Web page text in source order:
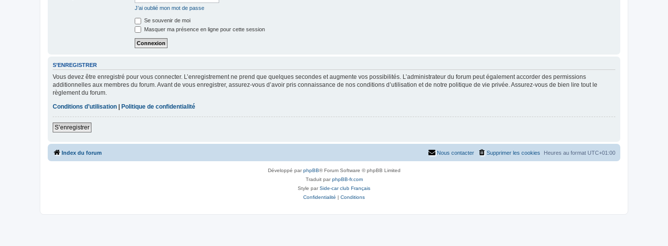
J’ai oublié mon mot de passe
Se souvenir de moi
Masquer ma présence en ligne pour cette session
S’ENREGISTRER
Vous devez être enregistré pour vous connecter. L’enregistrement ne prend que quelques secondes et augmente vos possibilités. L’administrateur du forum peut également accorder des permissions
additionnelles aux membres du forum. Avant de vous enregistrer, assurez-vous d’avoir pris connaissance de nos conditions d’utilisation et de notre politique de vie privée. Assurez-vous de bien lire tout le
règlement du forum.
Conditions d’utilisation | Politique de confidentialité
S’enregistrer
Index du forum Heures au format UTC+01:00
Supprimer les cookies
Nous contacter
Développé parphpBB® Forum Software © phpBB Limited
Traduit parphpBB-fr.com
Style parSide-car club Français
Confidentialité | Conditions